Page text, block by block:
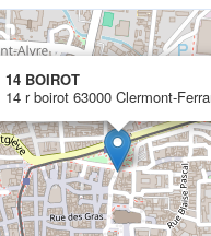
14 BOIROT
14 r boirot 63000 Clermont-